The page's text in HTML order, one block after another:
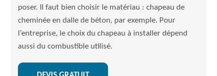
poser. Il faut bien choisir le matériau : chapeau de
cheminée en dalle de béton, par exemple. Pour
l’entreprise, le choix du chapeau à installer dépend
aussi du combustible utilisé.